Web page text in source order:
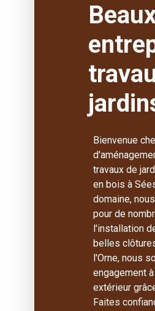
Bienvenue
travaux de
en bois à
domaine,
pour de
l'installation
belles
l'Orne, nous
engagement
extérieur
Faites